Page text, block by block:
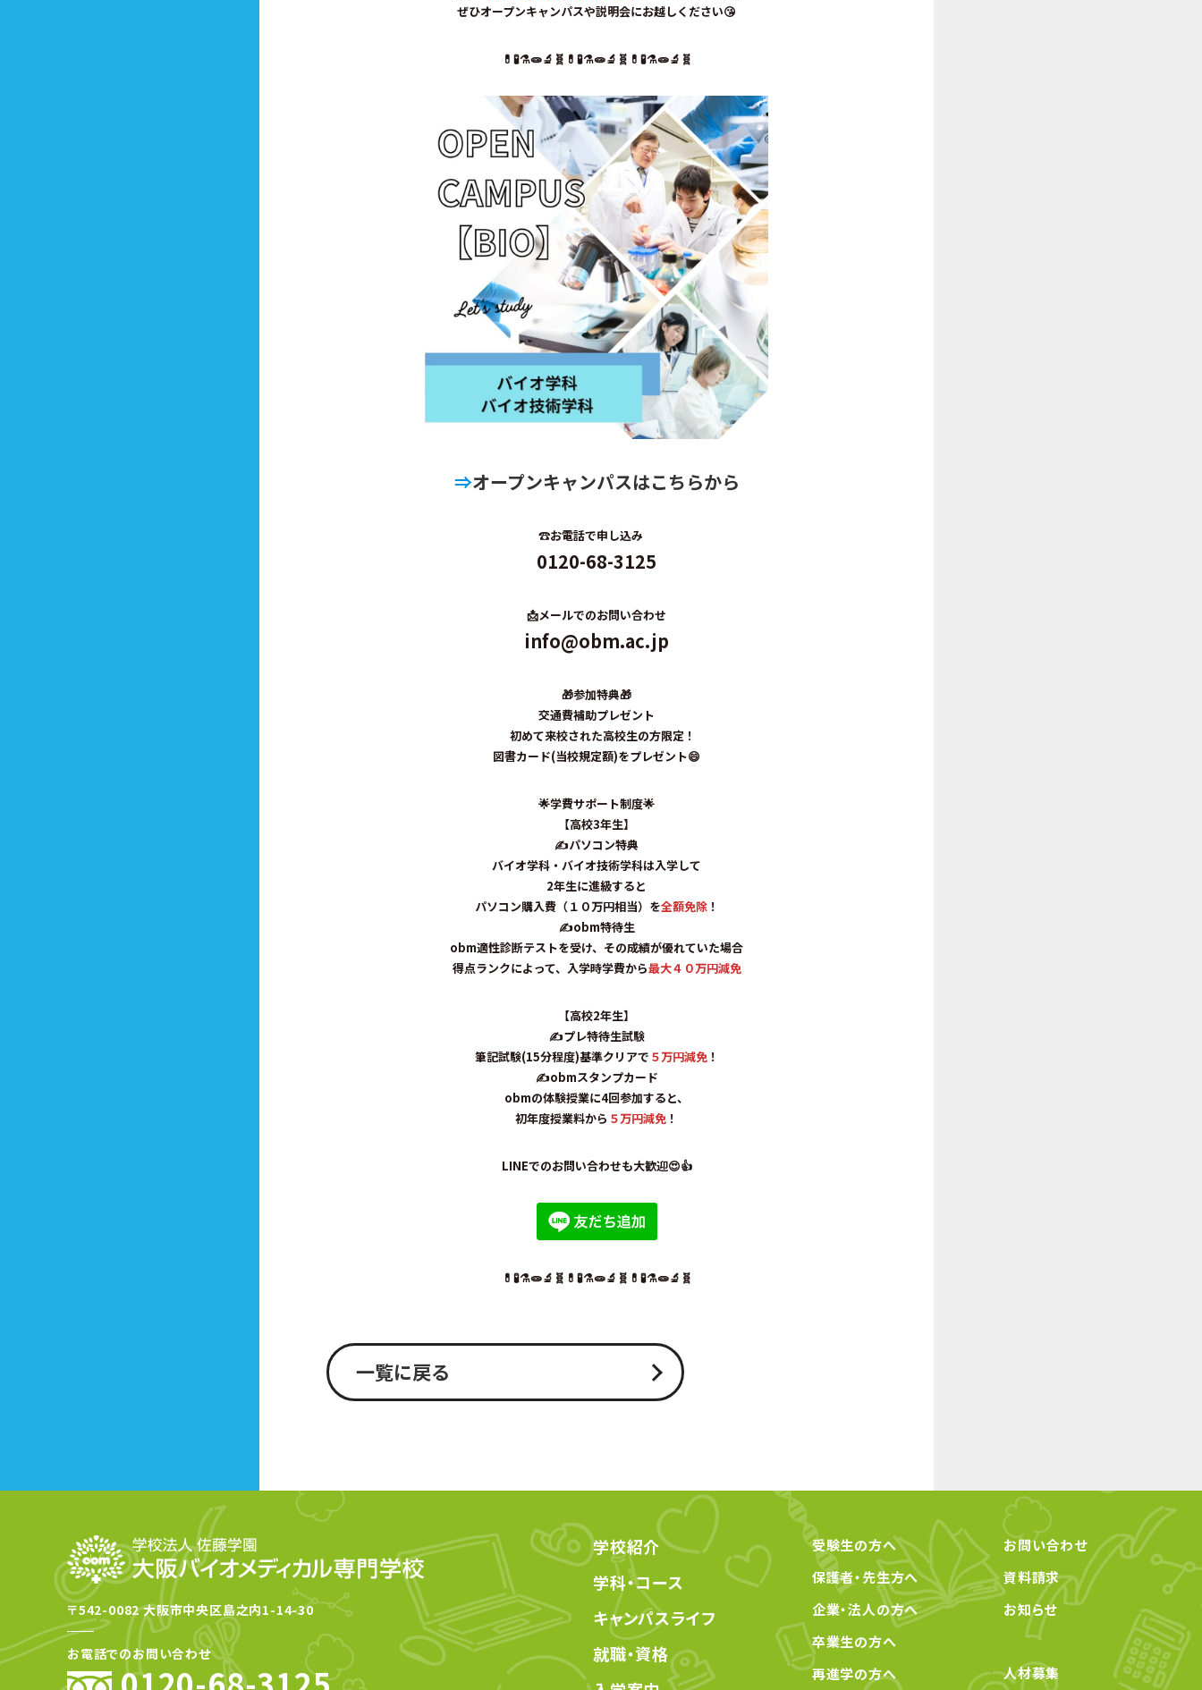
ぜひオープンキャンパスや説明会にお越しください😘
💊🧪⚗️🧫🔬🧬💊🧪⚗️🧫🔬🧬💊🧪⚗️🧫🔬🧬
⇒オープンキャンパスはこちらから
☎️お電話で申し込み
0120-68-3125
📩メールでのお問い合わせ
info@obm.ac.jp
🎁参加特典🎁
交通費補助プレゼント
初めて来校された高校生の方限定！
図書カード(当校規定額)をプレゼント😄
🌟学費サポート制度🌟
【高校3年生】
✍パソコン特典
バイオ学科・バイオ技術学科は入学して
2年生に進級すると
パソコン購入費（１０万円相当） を全額免除！
✍obm特待生
obm適性診断テストを受け、その成績が優れていた場合
得点ランクによって、入学時学費から最大４０万円減免
【高校2年生】
✍プレ特待生試験
筆記試験(15分程度)基準クリアで ５万円減免！
✍obmスタンプカード
obmの体験授業に4回参加すると、
初年度授業料から ５万円減免 ！
LINEでのお問い合わせも大歓迎😍👍
💊🧪⚗️🧫🔬🧬💊🧪⚗️🧫🔬🧬💊🧪⚗️🧫🔬🧬
一覧に戻る
〒542-0082 大阪市中央区島之内1-14-30
お電話でのお問い合わせ
学校紹介
学科・コース
キャンパスライフ
就職・資格
受験生の方へ
保護者・先生方へ
企業・法人の方へ
卒業生の方へ
再進学の方へ
お問い合わせ
資料請求
お知らせ
人材募集